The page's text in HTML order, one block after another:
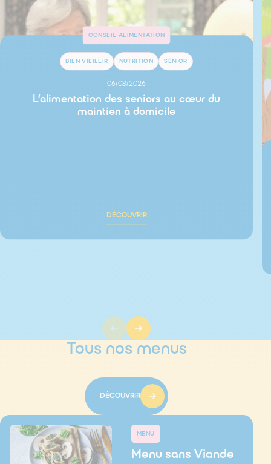
CONSEIL ALIMENTATION
BIEN VIEILLIR NUTRITION SÉNIOR
06/08/2026
L’alimentation des seniors au cœur du
maintien à domicile
DÉCOUVRIR
Tous nos menus
DÉCOUVRIR
MENU
Menu sans Viande